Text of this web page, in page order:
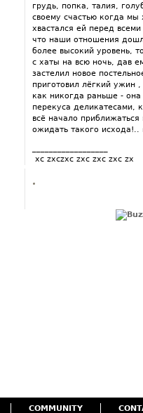
грудь, попка, талия,
своему счастью когда мы
хвастался ей перед
что наши отношения
более высокий уровень,
с хаты на всю ночь, дав
застелил новое
приготовил лёгкий ужин
как никогда раньше -
перекуса деликатесами,
всё начало
ожидать такого исхода!..
xc zxczxc zxc zxc zxc zx
COMMUNITY